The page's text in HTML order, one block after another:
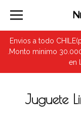
Envios a todo
.Monto minimo
en
Juguete